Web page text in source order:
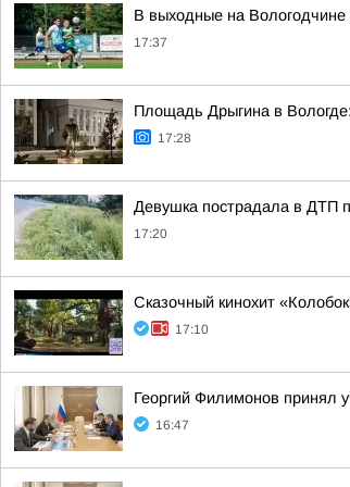
В выходные на Вологодчине
17:37
Площадь Дрыгина в
17:28
Девушка пострадала в ДТП
17:20
Сказочный кинохит
17:10
Георгий Филимонов принял
16:47